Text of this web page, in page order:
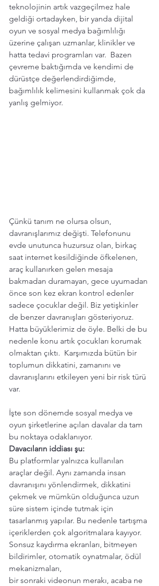
teknolojinin artık vazgeçilmez hale
geldiği ortadayken, bir yanda dijital
oyun ve sosyal medya bağımlılığı
üzerine çalışan uzmanlar, klinikler ve
hatta tedavi programları var.  Bazen
çevreme baktığımda ve kendimi de
dürüstçe değerlendirdiğimde,
bağımlılık kelimesini kullanmak çok da
yanlış gelmiyor.
Çünkü tanım ne olursa olsun,
davranışlarımız değişti. Telefonunu
evde unutunca huzursuz olan, birkaç
saat internet kesildiğinde öfkelenen,
araç kullanırken gelen mesaja
bakmadan duramayan, gece uyumadan
önce son kez ekran kontrol edenler
sadece çocuklar değil. Biz yetişkinler
de benzer davranışları gösteriyoruz.
Hatta büyüklerimiz de öyle. Belki de bu
nedenle konu artık çocukları korumak
olmaktan çıktı.  Karşımızda bütün bir
toplumun dikkatini, zamanını ve
davranışlarını etkileyen yeni bir risk türü
var.
İşte son dönemde sosyal medya ve
oyun şirketlerine açılan davalar da tam
bu noktaya odaklanıyor.
Davacıların iddiası şu:
Bu platformlar yalnızca kullanılan
araçlar değil. Aynı zamanda insan
davranışını yönlendirmek, dikkatini
çekmek ve mümkün olduğunca uzun
süre sistem içinde tutmak için
tasarlanmış yapılar. Bu nedenle tartışma
içeriklerden çok algoritmalara kayıyor.
Sonsuz kaydırma ekranları, bitmeyen
bildirimler, otomatik oynatmalar, ödül
mekanizmaları,
bir sonraki videonun merakı, acaba ne